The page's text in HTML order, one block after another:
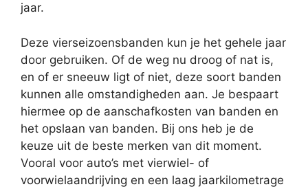
jaar.
Deze vierseizoensbanden kun je het gehele jaar
door gebruiken. Of de weg nu droog of nat is,
en of er sneeuw ligt of niet, deze soort banden
kunnen alle omstandigheden aan. Je bespaart
hiermee op de aanschafkosten van banden en
het opslaan van banden. Bij ons heb je de
keuze uit de beste merken van dit moment.
Vooral voor auto’s met vierwiel- of
voorwielaandrijving en een laag jaarkilometrage